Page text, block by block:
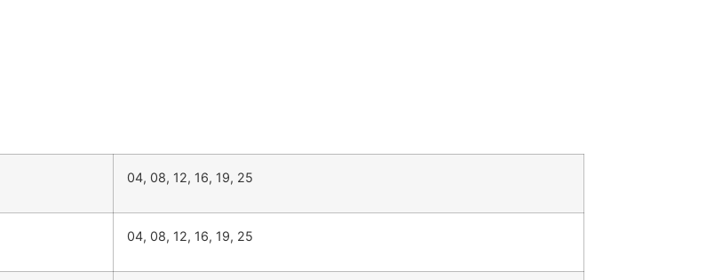
04, 08, 12, 16, 19, 25
04, 08, 12, 16, 19, 25